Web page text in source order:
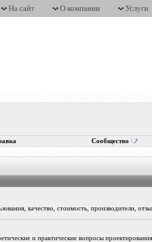
На сайт О компании Услуги
Сообщество
качество, стоимость, производители,
и практические вопросы